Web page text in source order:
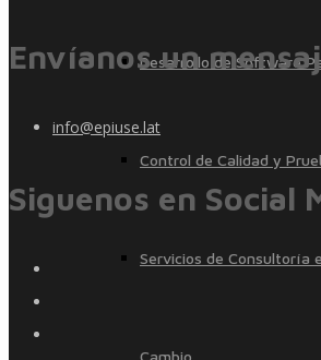
Desarrollo de Software
Control de Calidad y
Servicios de Consultoría
Cambio
Envíanos un
info@epiuse.lat
Siguenos en Social